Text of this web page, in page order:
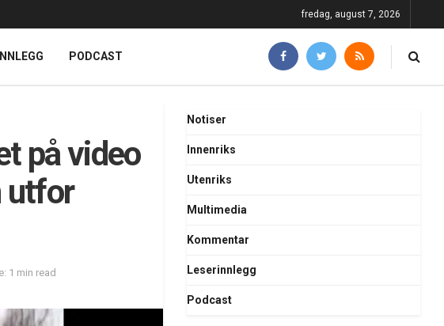
fredag, august 7, 2026
PODCAST
på video
utfor
1 min read
Notiser
Innenriks
Utenriks
Multimedia
Kommentar
Leserinnlegg
Podcast